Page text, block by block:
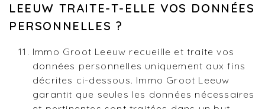
LEEUW TRAITE-T-ELLE VOS DONNÉES
PERSONNELLES ?
Immo Groot Leeuw recueille et traite vos
données personnelles uniquement aux fins
décrites ci-dessous. Immo Groot Leeuw
garantit que seules les données nécessaires